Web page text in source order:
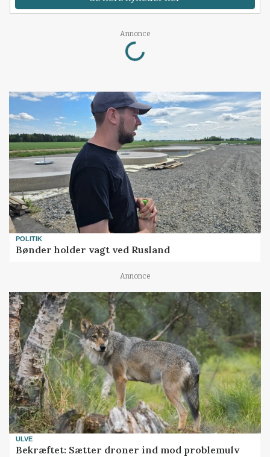
Annonce
Loading...
POLITIK
Bønder holder vagt ved Rusland
Annonce
ULVE
Bekræftet: Sætter droner ind mod problemulv